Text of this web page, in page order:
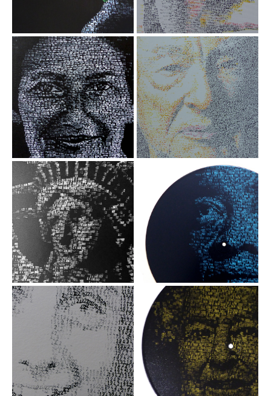
Acrylique / tampon
dateur sur toile,
60x73 cm, 2022
Acrylique / tampon
dateur sur toile,
80x80 cm 2024
26 NOV 1974 -
Simone VEIL
Acrylique / tampon
dateur sur toile,
80x80 cm, 2022
08 JUIL. 2021 -
Edgar Morin
Acrylique / tampon
dateur sur toile,
80x80 cm, 2024
24 juin 2022
Acrylique sur papier /
tampon dateur
50x70 cm, 2022
1 Mai 1971 Bill
Withers
Acrylique / tampon
dateur sur disque
vinyle, 30 cm
1942 -Anne
Frank
Encre sur papier /
tampon dateur,
30x40 cm, 2021
02 JUIN 2022
Acrylique / tampon
dateur sur disque
vinyle, 30 cm